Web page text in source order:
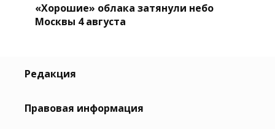
«Хорошие» облака затянули небо
Москвы 4 августа
Редакция
Правовая информация